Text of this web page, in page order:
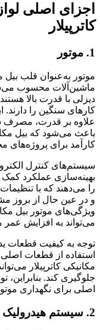
لوازم
قلب بیل مکانیکی
محسوب می‌شود.
بالا هستند که
را دارند. این
مصرف سوخت
که بیل مکانیکی‌های
پروژه‌های مختلف
الکترونیکی
عملکرد کمک می‌کنند.
با تنظیمات دقیق، از
از بروز مشکلات
بیل مکانیکی
افزایش عمر مفید
قطعات یدکی موتور
قطعات اصلی و با
می‌تواند از
بنابراین، توصیه
موتور بیل